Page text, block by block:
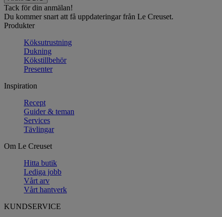
Tack för din anmälan!
Du kommer snart att få uppdateringar från Le Creuset.
Produkter
Köksutrustning
Dukning
Kökstillbehör
Presenter
Inspiration
Recept
Guider & teman
Services
Tävlingar
Om Le Creuset
Hitta butik
Lediga jobb
Vårt arv
Vårt hantverk
KUNDSERVICE